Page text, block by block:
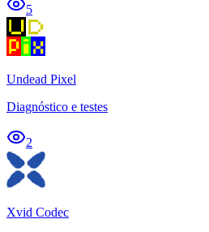
5
Undead Pixel
Diagnóstico e testes
2
Xvid Codec